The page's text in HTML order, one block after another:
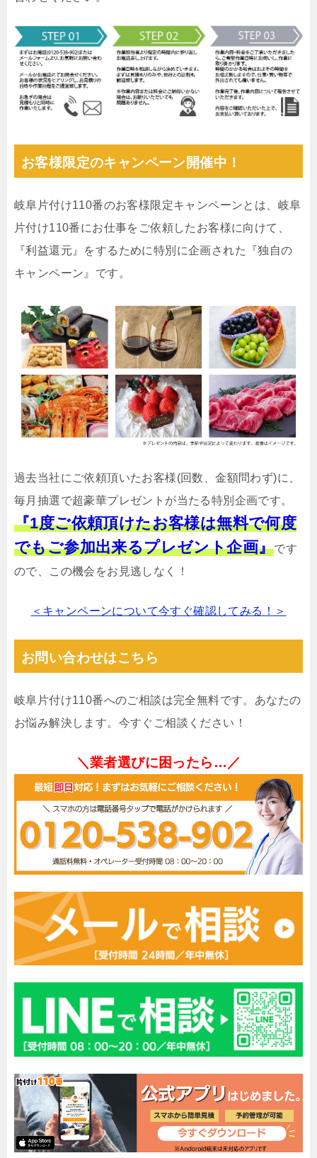
お客様限定のキャンペーン開催中！
岐阜片付け110番のお客様限定キャンペーンとは、岐阜
片付け110番にお仕事をご依頼したお客様に向けて、
『利益還元』をするために特別に企画された『独自の
キャンペーン』です。
過去当社にご依頼頂いたお客様(回数、金額問わず)に、
毎月抽選で超豪華プレゼントが当たる特別企画です。
『1度ご依頼頂けたお客様は無料で何度
でもご参加出来るプレゼント企画』です
ので、この機会をお見逃しなく！
＜キャンペーンについて今すぐ確認してみる！＞
お問い合わせはこちら
岐阜片付け110番へのご相談は完全無料です。あなたの
お悩み解決します。今すぐご相談ください！
＼業者選びに困ったら…／